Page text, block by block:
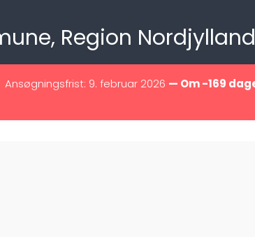
Region Nordjylland
Ansøgningsfrist: 9. februar 2026 — Om -169